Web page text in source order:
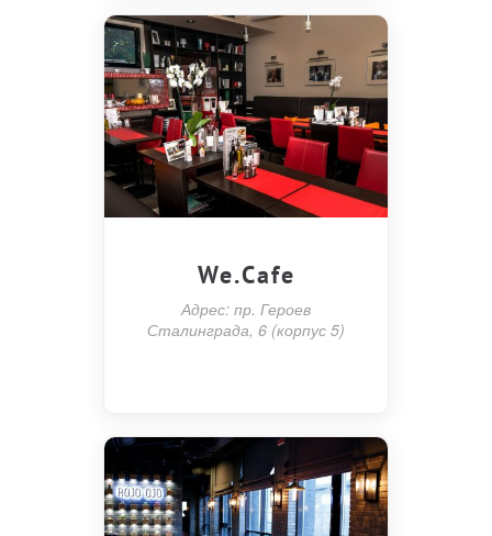
We.Cafe
Адрес: пр. Героев
Сталинграда, 6 (корпус 5)